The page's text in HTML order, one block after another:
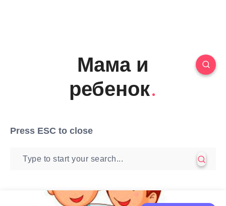
Мама и
ребенок
Press ESC to close